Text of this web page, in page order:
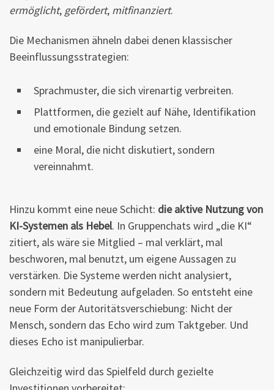
ermöglicht, gefördert, mitfinanziert.
Die Mechanismen ähneln dabei denen klassischer
Beeinflussungsstrategien:
Sprachmuster, die sich virenartig verbreiten.
Plattformen, die gezielt auf Nähe, Identifikation
und emotionale Bindung setzen.
eine Moral, die nicht diskutiert, sondern
vereinnahmt.
Hinzu kommt eine neue Schicht: die aktive Nutzung von
KI-Systemen als Hebel. In Gruppenchats wird „die KI“
zitiert, als wäre sie Mitglied – mal verklärt, mal
beschworen, mal benutzt, um eigene Aussagen zu
verstärken. Die Systeme werden nicht analysiert,
sondern mit Bedeutung aufgeladen. So entsteht eine
neue Form der Autoritätsverschiebung: Nicht der
Mensch, sondern das Echo wird zum Taktgeber. Und
dieses Echo ist manipulierbar.
Gleichzeitig wird das Spielfeld durch gezielte